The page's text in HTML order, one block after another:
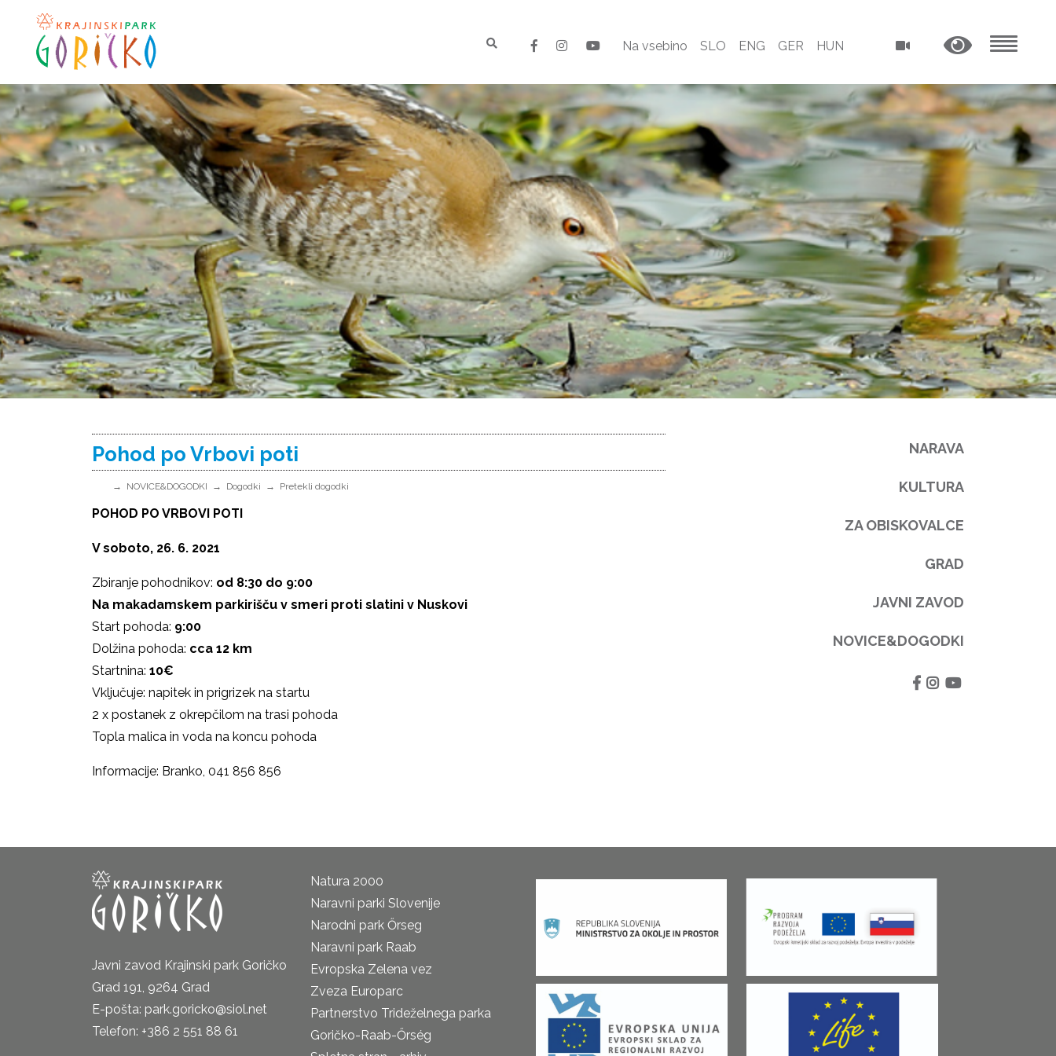
Na vsebino SLO ENG GER HUN
Pohod po Vrbovi poti
NOVICE&DOGODKI Dogodki Pretekli dogodki
POHOD PO VRBOVI POTI
V soboto, 26. 6. 2021
Zbiranje pohodnikov: od 8:30 do 9:00
Na makadamskem parkirišču v smeri proti slatini v Nuskovi
Start pohoda: 9:00
Dolžina pohoda: cca 12 km
Startnina: 10€
Vključuje: napitek in prigrizek na startu
2 x postanek z okrepčilom na trasi pohoda
Topla malica in voda na koncu pohoda
Informacije: Branko, 041 856 856
NARAVA
KULTURA
ZA OBISKOVALCE
GRAD
JAVNI ZAVOD
NOVICE&DOGODKI
Javni zavod Krajinski park Goričko
Grad 191, 9264 Grad
E-pošta: park.goricko@siol.net
Telefon: +386 2 551 88 61
Natura 2000
Naravni parki Slovenije
Narodni park Őrseg
Naravni park Raab
Evropska Zelena vez
Zveza Europarc
Partnerstvo Trideželnega parka
Goričko-Raab-Őrség